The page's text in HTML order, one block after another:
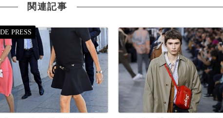
関連記事